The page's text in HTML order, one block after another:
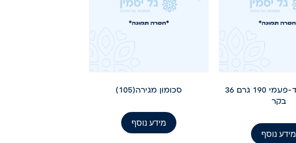
מיכל גז חד-פעמי 190 גרם 36
בקר
מידע נוסף
סכומון מגירה(105)
מידע נוסף